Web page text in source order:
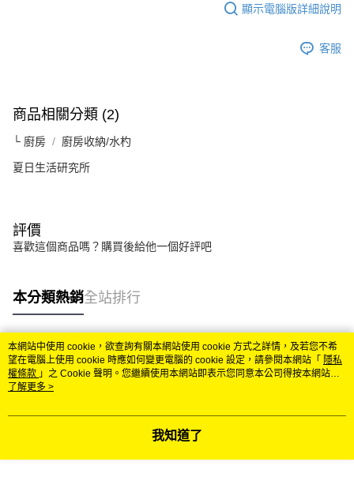
顯示電腦版詳細說明
客服
商品相關分類 (2)
└ 廚房 廚房收納/水杓
夏日生活研究所
評價
喜歡這個商品嗎？購買後給他一個好評吧
本分類熱銷全站排行
熱門標籤
本網站中使用 cookie，欲查詢有關本網站使用 cookie 方式之詳情，及若您不希
望在電腦上使用 cookie 時應如何變更電腦的 cookie 設定，請參閱本網站「 隱私
權條款 」之 Cookie 聲明。您繼續使用本網站即表示您同意本公司得按本網站使
用條款之 Cookie 聲明使用 cookie。
了解更多 >
我知道了